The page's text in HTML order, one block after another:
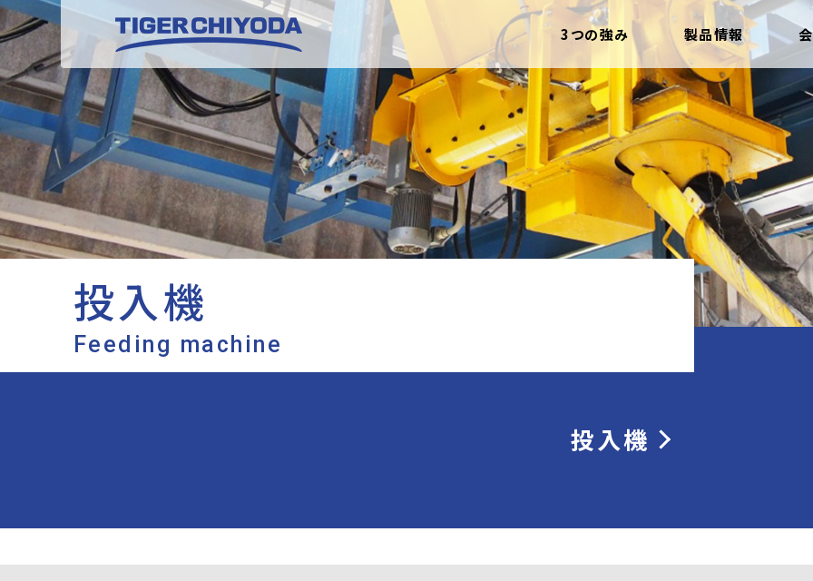
3つの強み 製品情報
投入機
Feeding machine
投入機